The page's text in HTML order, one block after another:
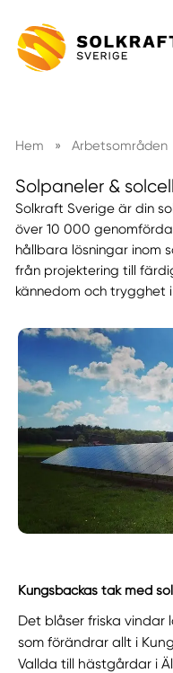
Hem » Arbetsområden
Solpaneler &
Solkraft Sverige är din
över 10 000
hållbara lösningar inom
från projektering till
kännedom och trygghet i
Kungsbackas tak med
Det blåser friska vindar
som förändrar allt i
Vallda till hästgårdar i